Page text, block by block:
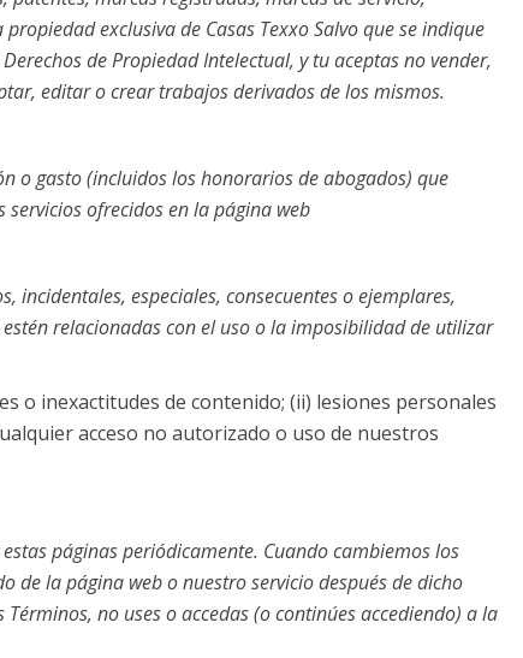
exclusiva de Casas Texxo Salvo que se indique
de Propiedad Intelectual, y tu aceptas no vender,
editar o crear trabajos derivados de los mismos.
o gasto (incluidos los honorarios de abogados) que
ofrecidos en la página web
especiales, consecuentes o ejemplares,
relacionadas con el uso o la imposibilidad de utilizar
o inexactitudes de contenido; (ii) lesiones personales
acceso no autorizado o uso de nuestros
páginas periódicamente. Cuando cambiemos los
la página web o nuestro servicio después de dicho
no uses o accedas (o continúes accediendo) a la